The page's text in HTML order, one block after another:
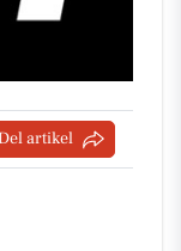
artikel